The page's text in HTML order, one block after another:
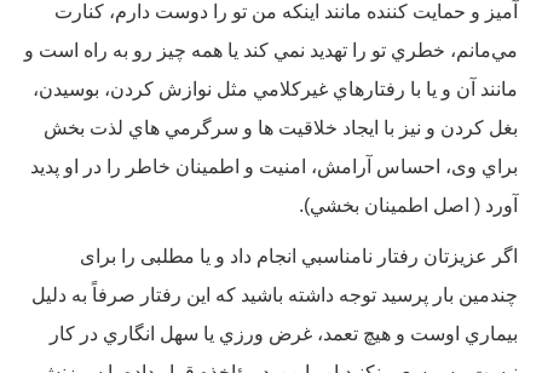
آميز و حمايت كننده مانند اينكه من تو را دوست دارم، كنارت
مي‌مانم، خطري تو را تهديد نمي كند يا همه چيز رو به راه است و
مانند آن و يا با رفتارهاي غيركلامي مثل نوازش كردن، بوسيدن،
بغل كردن و نيز با ايجاد خلاقيت ها و سرگرمي هاي لذت بخش
براي وی، احساس آرامش، امنيت و اطمينان خاطر را در او پديد
آورد ( اصل اطمينان بخشي).
اگر عزيزتان رفتار نامناسبي انجام داد و یا مطلبی را برای
چندمین بار پرسید توجه داشته باشيد كه اين رفتار صرفاً به دليل
بيماري اوست و هيچ تعمد، غرض ورزي يا سهل انگاري در كار